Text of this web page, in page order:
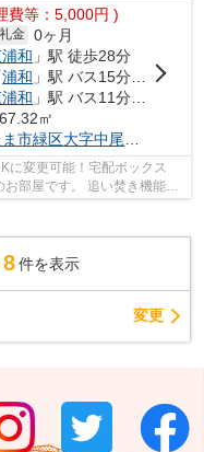
費等：5,000円 )
礼金 0ヶ月
和 」駅 徒歩28分
浦和 」駅 バス15分 「駒形（埼玉県）」 停歩5分
和 」駅 バス11分 「芝原三丁目」 停歩5分
㎡
市緑区大字中尾
に変更可能！宅配ボックス
部屋です。 追い焚き機能付
設備です...
件を表示
変更